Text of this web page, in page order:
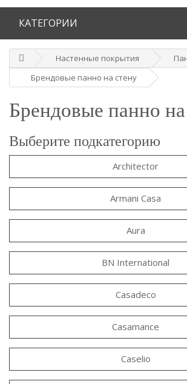
КАТЕГОРИИ
Настенные покрытия
Брендовые панно на стену
Брендовые панно
Выберите подкатегорию
Architector
Armani Casa
Aura
BN International
Casadeco
Casamance
Caselio